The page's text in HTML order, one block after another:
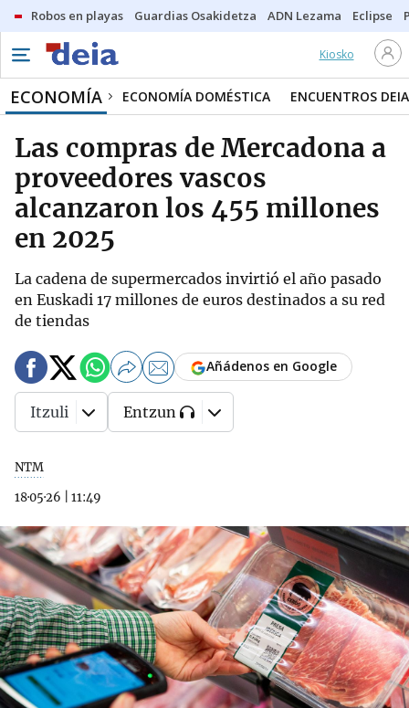
Robos en playas Guardias Osakidetza ADN Lezama Eclipse
Kiosko
ECONOMÍA ECONOMÍA DOMÉSTICA ENCUENTROS DEIA
Las compras de Mercadona a
proveedores vascos
alcanzaron los 455 millones
en 2025
La cadena de supermercados invirtió el año pasado
en Euskadi 17 millones de euros destinados a su red
de tiendas
NTM
18·05·26
11:49
Añádenos en Google
Itzuli Entzun